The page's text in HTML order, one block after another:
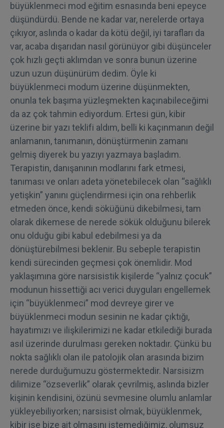
büyüklenmeci mod eğitim esnasında beni epeyce
düşündürdü. Bende ne kadar var, nerelerde ortaya
çıkıyor, aslında o kadar da kötü değil, iyi tarafları da
var, acaba dışarıdan nasıl görünüyor gibi düşünceler
çok hızlı geçti aklımdan ve sonra bunun üzerine
uzun uzun düşünürüm dedim. Öyle ki
büyüklenmeci modum üzerine düşünmekten,
onunla tek başıma yüzleşmekten kaçınabileceğimi
da az çok tahmin ediyordum. Ertesi gün, kibir
üzerine bir yazı teklifi aldım, belli ki kaçınmanın değil
anlamanın, tanımanın, dönüştürmenin zamanı
gelmiş diyerek bu yazıyı yazmaya başladım.
Terapistin, danışanının modlarını fark etmesi,
tanıması ve onları adeta yönetebilecek olan “sağlıklı
yetişkin” yanını güçlendirmesi için ona rehberlik
etmeden önce, kendi söküğünü dikebilmesi, tam
olarak dikemese de nerede sökük olduğunu bilerek
onu olduğu gibi kabul edebilmesi ya da
dönüştürebilmesi beklenir. Bu sebeple terapistin
kendi sürecinden geçmesi çok önemlidir. Mod
yaklaşımına göre narsisistik kişilerde “yalnız çocuk”
modunun hissettiği acı verici duyguları engellemek
için “büyüklenmeci” mod devreye girer ve
büyüklenmeci modun sesinin ne kadar çıktığı,
hayatımızı ve ilişkilerimizi ne kadar etkilediği burada
asıl üzerinde durulması gereken noktadır. Çünkü bu
nokta sağlıklı olan ile patolojik olan arasında bizim
nerede durduğumuzu göstermektedir. Narsisizm
dilimize “özseverlik” olarak çevrilmiş, aslında bizler
kişinin kendisini, özünü sevmesine olumlu anlamlar
yükleyebiliyorken; narsisist olmak, büyüklenmek,
kibir ise bize ait olmasını istemediğimiz, olumsuz